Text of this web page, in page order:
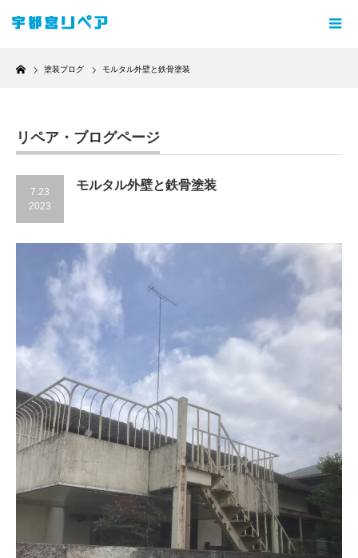
Home
塗装ブログ モルタル外壁と鉄骨塗装
リペア・ブログページ
7.23
2023
モルタル外壁と鉄骨塗装